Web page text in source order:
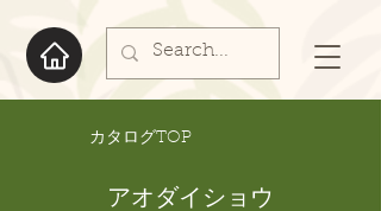
​カタログTOP
アオダイショウ